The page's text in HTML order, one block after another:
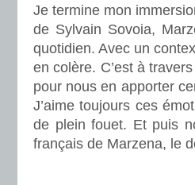
Je termine mon
de Sylvain Sovoia,
quotidien. Avec un
en colère. C’est à
pour nous en apporter
J’aime toujours ces
de plein fouet. Et puis
français de Marzena, le